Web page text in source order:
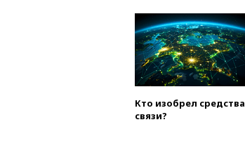
Кто изобрел средства
связи?